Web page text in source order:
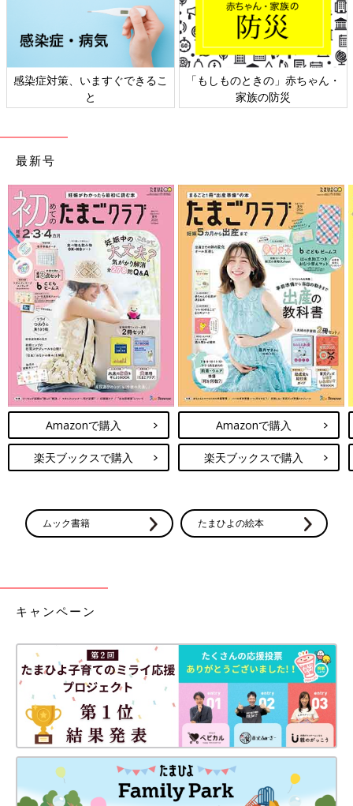
感染症対策、いますぐできるこ
と
「もしものときの」赤ちゃん・
家族の防災
最新号
Amazonで購入
楽天ブックスで購入
Amazonで購入
楽天ブックスで購入
ムック書籍 たまひよの絵本
キャンペーン